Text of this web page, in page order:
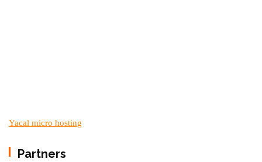
Yacal micro hosting
Partners